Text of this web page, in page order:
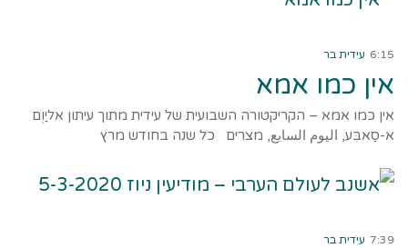
6:15 עידית בר
אין כמו אמא
אין כמו אמא – הקריקטורה השבועית של עידית מתוך עיתון אליַוְם
א-סַאבִּע, اليوم السابع, מצרים כל שנה בחודש מרץ
7:39 עידית בר